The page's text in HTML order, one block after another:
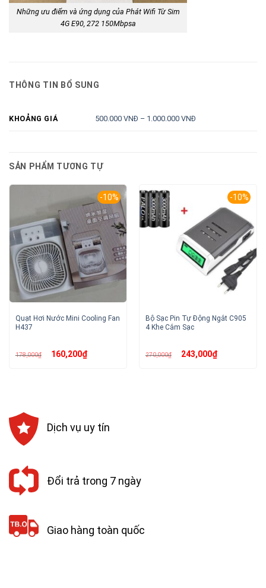
Những ưu điểm và ứng dụng của Phát Wifi Từ Sim
4G E90, 272 150Mbpsa
THÔNG TIN BỔ SUNG
KHOẢNG GIÁ 500.000 VNĐ – 1.000.000 VNĐ
SẢN PHẨM TƯƠNG TỰ
-10%
Quạt Hơi Nước Mini Cooling Fan
H437
178,000₫ Giá
gốc160,200₫Giá
-10%
Bộ Sạc Pin Tự Động Ngắt C905
4 Khe Cắm Sạc
270,000₫ Giá
gốc243,000₫Giá
Dịch vụ uy tín
Đổi trả trong 7 ngày
Giao hàng toàn quốc